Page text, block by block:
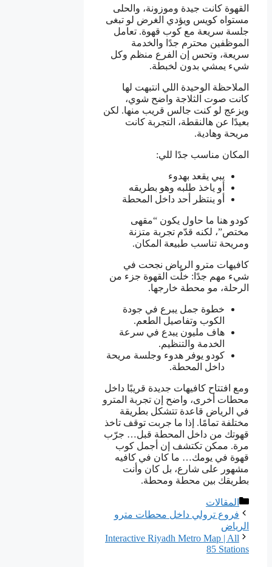
القهوة كانت جيدة وموزونة، والحلى
مستواه كويس ويؤدي الغرض لو تبغى
جلسة سريعة مع كوب قهوة. تعامل
الموظفين محترم جدًا والخدمة
سريعة، وتحس إن الفرع منظم وكل
شيء يمشي بدون لخبطة.
الملاحظة الوحيدة اللي انتبهت لها
كانت صوت الثلاجة واضح شوي،
ويزعج لو كنت جالس قريب منها. لكن
بعيدًا عن هالنقطة، التجربة كانت
مريحة وهادية.
المكان مناسب جدًا للي:
يبي يقعد بهدوء
أو ياخذ طلبه وهو بطريقه
أو ينتظر أحد داخل المحطة
كودو هنا ما حاول يكون “مقهى
مختص”، لكنه قدّم تجربة متزنة
ومريحة تناسب طبيعة المكان.
كافيهات مترو الرياض نجحت في
شيء مهم جدًا: خلّت القهوة جزء من
الرحلة، مو محطة خارجها.
خطوة جمل يبرع في جودة
الكوب وتفاصيل الطعم.
هاف مليون يبدع في سرعة
الخدمة والتنظيم.
كودو يوفر هدوء وجلسة مريحة
داخل المحطة.
ومع افتتاح كافيهات جديدة قريبًا داخل
محطات أخرى، واضح إن تجربة المترو
في الرياض قاعدة تتشكل بطريقة
مختلفة تمامًا. إذا ما جربت توقف تاخذ
قهوتك من داخل المحطة قبل… جرّب
مرة. ممكن تكتشف إن أجمل كوب
قهوة في يومك… ما كان في كافيه
مشهور على شارع، بل كان وأنت
بطريقك بين محطة ومحطة.
التصنيفات
المقالات
فروع ترولي داخل محطات مترو
الرياض
Interactive Riyadh Metro Map | All
85 Stations